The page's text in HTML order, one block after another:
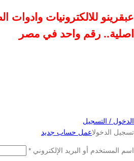
عبقرينو للالكترونيات وادوات
اصلية.. رقم واحد في مصر
الدخول / التسجيل
تسجيل الدخولاعمل حساب جديد
اسم المستخدم أو البريد الإلكتروني *